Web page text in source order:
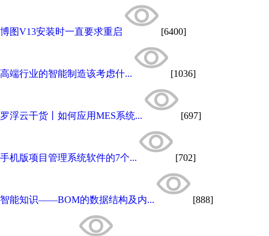
博图V13安装时一直要求重启 [6400]
高端行业的智能制造该考虑什... [1036]
罗浮云干货丨如何应用MES系统... [697]
手机版项目管理系统软件的7个... [702]
智能知识——BOM的数据结构及内... [888]